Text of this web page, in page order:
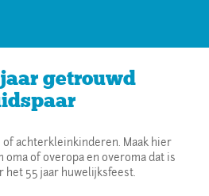
getrouwd
of achterkleinkinderen. Maak hier
oma of overopa en overoma dat is
het 55 jaar huwelijksfeest.